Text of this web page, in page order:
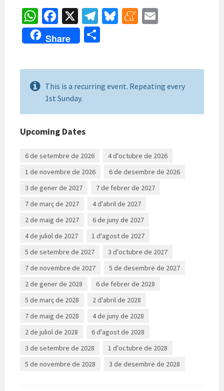
W
h
at
sA
p
p
Fa
ce
b
o
o
k
X
Te
le
gr
a
m
Bl
ky
M
ea
m
e
l
Share
m
p
te
This is a recurring event. Repeating every
1st Sunday.
Upcoming Dates
6 de setembre de 2026
4 d'octubre de 2026
1 de novembre de 2026
6 de desembre de 2026
3 de gener de 2027
7 de febrer de 2027
7 de març de 2027
4 d'abril de 2027
2 de maig de 2027
6 de juny de 2027
4 de juliol de 2027
1 d'agost de 2027
5 de setembre de 2027
3 d'octubre de 2027
7 de novembre de 2027
5 de desembre de 2027
2 de gener de 2028
6 de febrer de 2028
5 de març de 2028
2 d'abril de 2028
7 de maig de 2028
4 de juny de 2028
2 de juliol de 2028
6 d'agost de 2028
3 de setembre de 2028
1 d'octubre de 2028
5 de novembre de 2028
3 de desembre de 2028